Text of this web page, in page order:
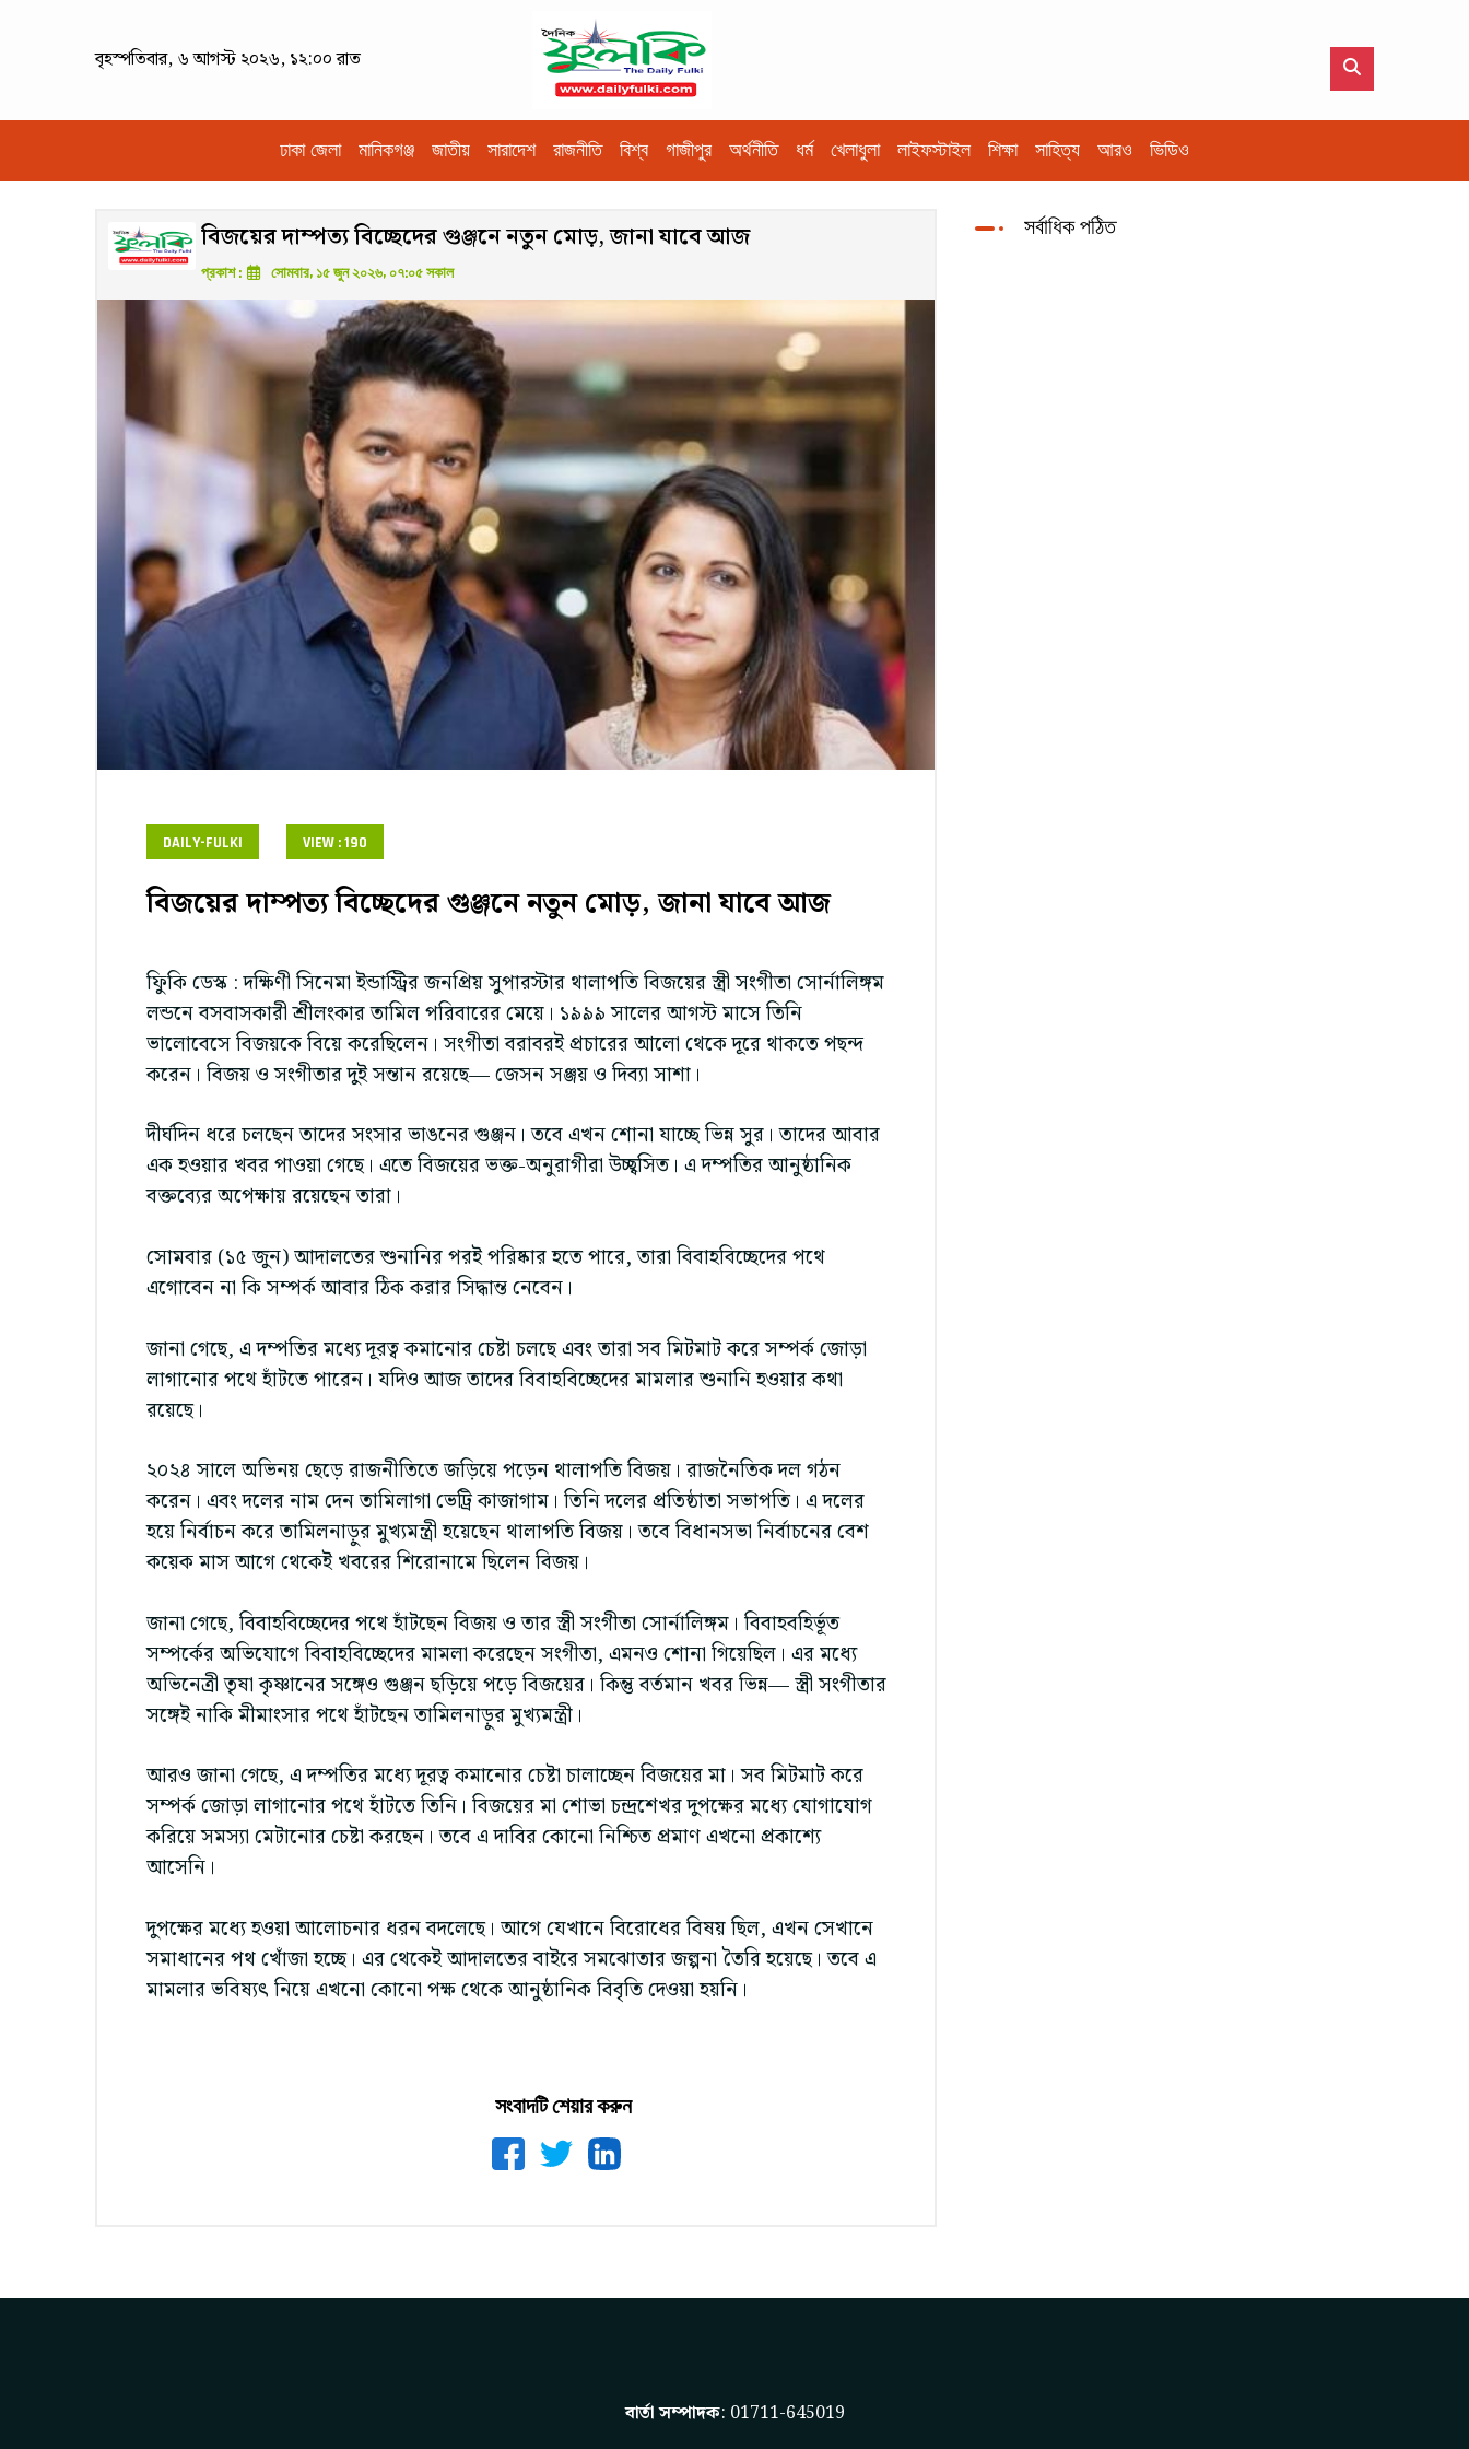
বৃহস্পতিবার, ৬ আগস্ট ২০২৬, ১২:০০ রাত
ঢাকা জেলা মানিকগঞ্জ জাতীয় সারাদেশ রাজনীতি বিশ্ব গাজীপুর অর্থনীতি ধর্ম খেলাধুলা লাইফস্টাইল শিক্ষা সাহিত্য আরও ভিডিও
বিজয়ের দাম্পত্য বিচ্ছেদের গুঞ্জনে নতুন মোড়, জানা যাবে আজ
প্রকাশ : সোমবার, ১৫ জুন ২০২৬, ০৭:০৫ সকাল
DAILY-FULKI VIEW : 190
বিজয়ের দাম্পত্য বিচ্ছেদের গুঞ্জনে নতুন মোড়, জানা যাবে আজ
ফুিকি ডেস্ক : দক্ষিণী সিনেমা ইন্ডাস্ট্রির জনপ্রিয় সুপারস্টার থালাপতি বিজয়ের স্ত্রী সংগীতা সোর্নালিঙ্গম
লন্ডনে বসবাসকারী শ্রীলংকার তামিল পরিবারের মেয়ে। ১৯৯৯ সালের আগস্ট মাসে তিনি
ভালোবেসে বিজয়কে বিয়ে করেছিলেন। সংগীতা বরাবরই প্রচারের আলো থেকে দূরে থাকতে পছন্দ
করেন। বিজয় ও সংগীতার দুই সন্তান রয়েছে— জেসন সঞ্জয় ও দিব্যা সাশা।
দীর্ঘদিন ধরে চলছেন তাদের সংসার ভাঙনের গুঞ্জন। তবে এখন শোনা যাচ্ছে ভিন্ন সুর। তাদের আবার
এক হওয়ার খবর পাওয়া গেছে। এতে বিজয়ের ভক্ত-অনুরাগীরা উচ্ছ্বসিত। এ দম্পতির আনুষ্ঠানিক
বক্তব্যের অপেক্ষায় রয়েছেন তারা।
সোমবার (১৫ জুন) আদালতের শুনানির পরই পরিষ্কার হতে পারে, তারা বিবাহবিচ্ছেদের পথে
এগোবেন না কি সম্পর্ক আবার ঠিক করার সিদ্ধান্ত নেবেন।
জানা গেছে, এ দম্পতির মধ্যে দূরত্ব কমানোর চেষ্টা চলছে এবং তারা সব মিটমাট করে সম্পর্ক জোড়া
লাগানোর পথে হাঁটতে পারেন। যদিও আজ তাদের বিবাহবিচ্ছেদের মামলার শুনানি হওয়ার কথা
রয়েছে।
২০২৪ সালে অভিনয় ছেড়ে রাজনীতিতে জড়িয়ে পড়েন থালাপতি বিজয়। রাজনৈতিক দল গঠন
করেন। এবং দলের নাম দেন তামিলাগা ভেট্রি কাজাগাম। তিনি দলের প্রতিষ্ঠাতা সভাপতি। এ দলের
হয়ে নির্বাচন করে তামিলনাড়ুর মুখ্যমন্ত্রী হয়েছেন থালাপতি বিজয়। তবে বিধানসভা নির্বাচনের বেশ
কয়েক মাস আগে থেকেই খবরের শিরোনামে ছিলেন বিজয়।
জানা গেছে, বিবাহবিচ্ছেদের পথে হাঁটছেন বিজয় ও তার স্ত্রী সংগীতা সোর্নালিঙ্গম। বিবাহবহির্ভূত
সম্পর্কের অভিযোগে বিবাহবিচ্ছেদের মামলা করেছেন সংগীতা, এমনও শোনা গিয়েছিল। এর মধ্যে
অভিনেত্রী তৃষা কৃষ্ণানের সঙ্গেও গুঞ্জন ছড়িয়ে পড়ে বিজয়ের। কিন্তু বর্তমান খবর ভিন্ন— স্ত্রী সংগীতার
সঙ্গেই নাকি মীমাংসার পথে হাঁটছেন তামিলনাড়ুর মুখ্যমন্ত্রী।
আরও জানা গেছে, এ দম্পতির মধ্যে দূরত্ব কমানোর চেষ্টা চালাচ্ছেন বিজয়ের মা। সব মিটমাট করে
সম্পর্ক জোড়া লাগানোর পথে হাঁটতে তিনি। বিজয়ের মা শোভা চন্দ্রশেখর দুপক্ষের মধ্যে যোগাযোগ
করিয়ে সমস্যা মেটানোর চেষ্টা করছেন। তবে এ দাবির কোনো নিশ্চিত প্রমাণ এখনো প্রকাশ্যে
আসেনি।
দুপক্ষের মধ্যে হওয়া আলোচনার ধরন বদলেছে। আগে যেখানে বিরোধের বিষয় ছিল, এখন সেখানে
সমাধানের পথ খোঁজা হচ্ছে। এর থেকেই আদালতের বাইরে সমঝোতার জল্পনা তৈরি হয়েছে। তবে এ
মামলার ভবিষ্যৎ নিয়ে এখনো কোনো পক্ষ থেকে আনুষ্ঠানিক বিবৃতি দেওয়া হয়নি।
সংবাদটি শেয়ার করুন
সর্বাধিক পঠিত
বার্তা সম্পাদক: 01711-645019